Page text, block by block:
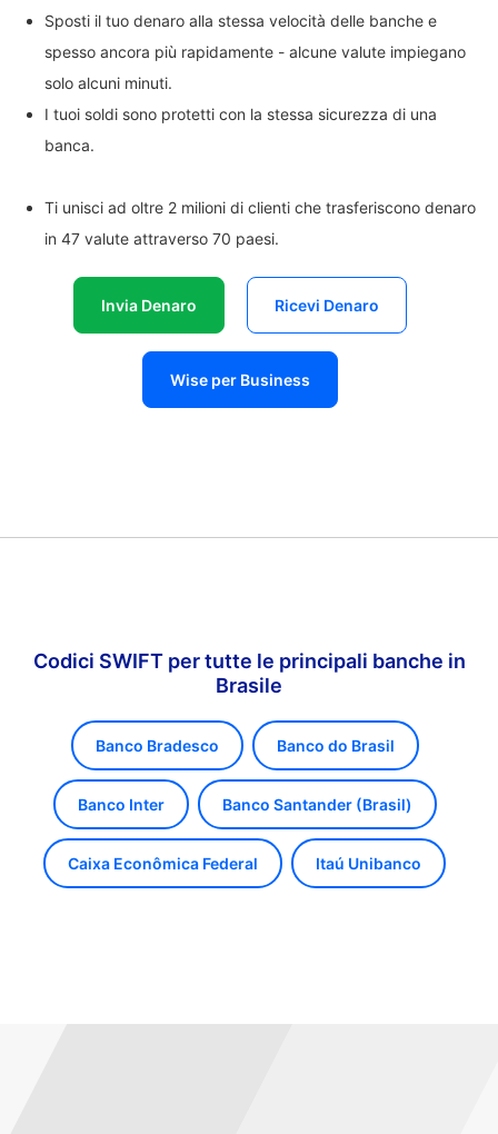
Sposti il tuo denaro alla stessa velocità delle banche e
spesso ancora più rapidamente - alcune valute impiegano
solo alcuni minuti.
I tuoi soldi sono protetti con la stessa sicurezza di una
banca.
Ti unisci ad oltre 2 milioni di clienti che trasferiscono denaro
in 47 valute attraverso 70 paesi.
Invia Denaro Ricevi Denaro
Wise per Business
Codici SWIFT per tutte le principali banche in
Brasile
Banco Bradesco Banco do Brasil
Banco Inter Banco Santander (Brasil)
Caixa Econômica Federal Itaú Unibanco